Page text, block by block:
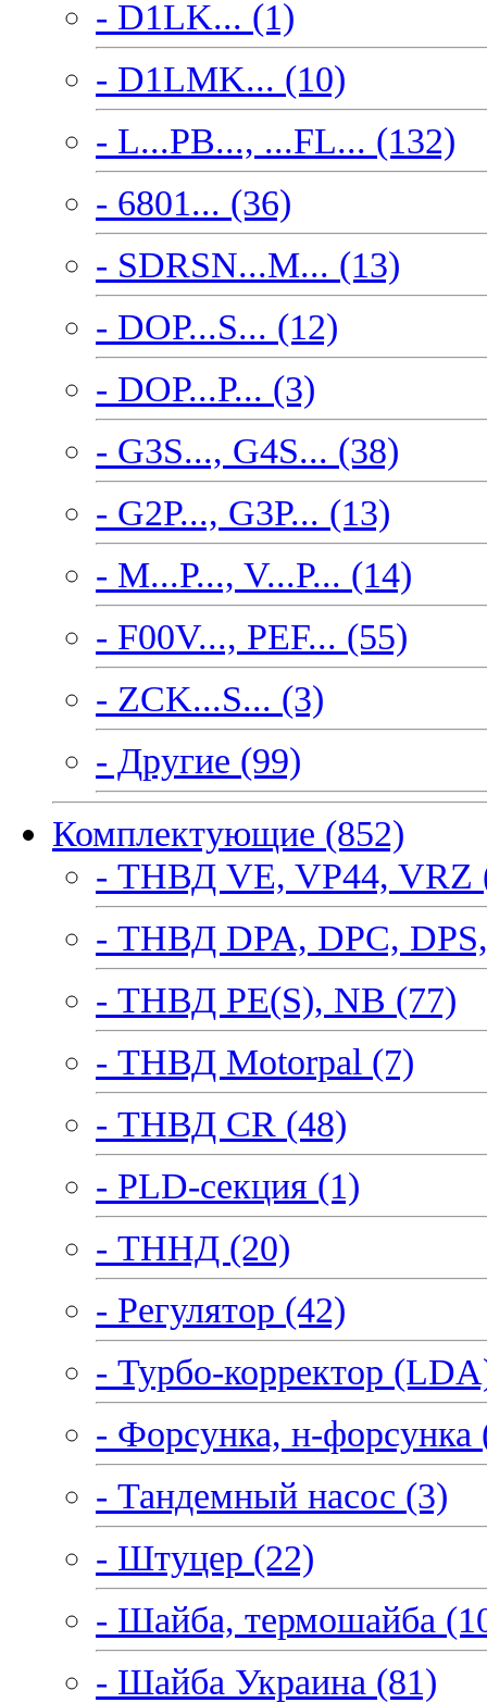
- D1LK... (1)
- D1LMK... (10)
- L...PB..., ...FL... (132)
- 6801... (36)
- SDRSN...M... (13)
- DOP...S... (12)
- DOP...P... (3)
- G3S..., G4S... (38)
- G2P..., G3P... (13)
- M...P..., V...P... (14)
- F00V..., PEF... (55)
- ZCK...S... (3)
- Другие (99)
Комплектующие (852)
- ТНВД VE, VP44, VRZ
- ТНВД DPA, DPC,
- ТНВД PE(S), NB (77)
- ТНВД Motorpal (7)
- ТНВД CR (48)
- PLD-секция (1)
- ТННД (20)
- Регулятор (42)
- Турбо-корректор
- Форсунка, н-форсунка
- Тандемный насос (3)
- Штуцер (22)
- Шайба, термошайба
- Шайба Украина (81)